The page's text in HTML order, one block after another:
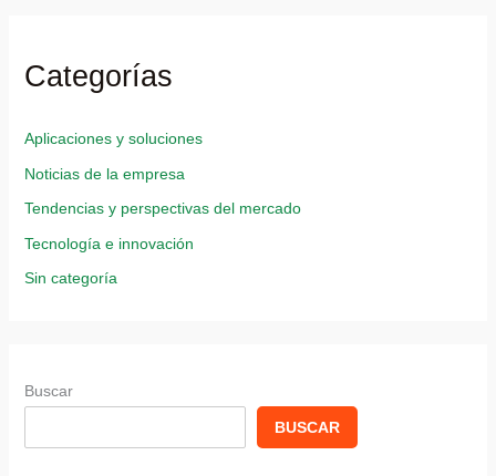
Categorías
Aplicaciones y soluciones
Noticias de la empresa
Tendencias y perspectivas del mercado
Tecnología e innovación
Sin categoría
Buscar
BUSCAR